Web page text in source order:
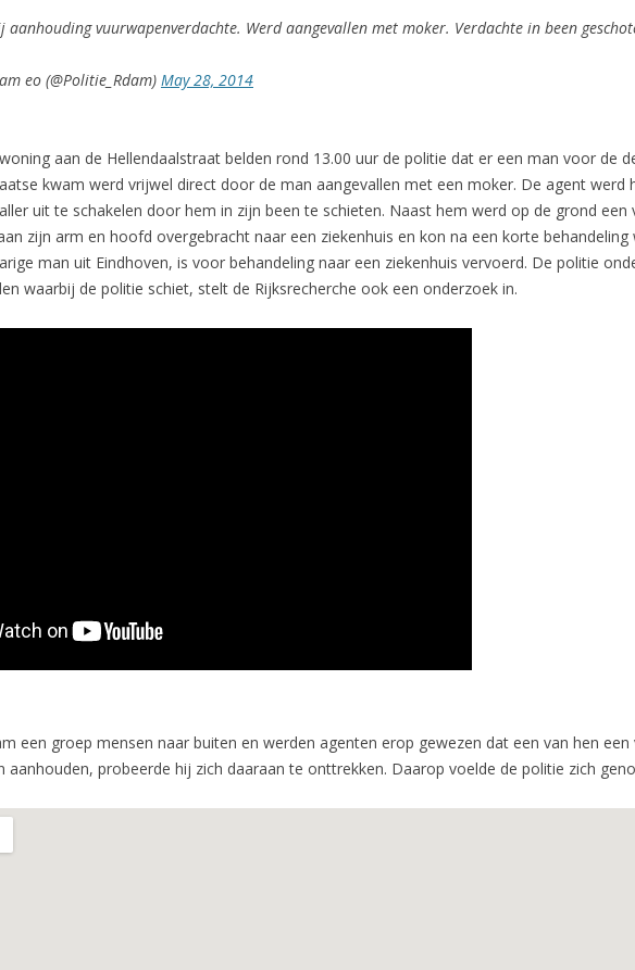
aanhouding vuurwapenverdachte. Werd aangevallen met moker. Verdachte in been
eo (@Politie_Rdam) May 28, 2014
aan de Hellendaalstraat belden rond 13.00 uur de politie dat er een man voor de
kwam werd vrijwel direct door de man aangevallen met een moker. De agent
uit te schakelen door hem in zijn been te schieten. Naast hem werd op de grond
zijn arm en hoofd overgebracht naar een ziekenhuis en kon na een korte
man uit Eindhoven, is voor behandeling naar een ziekenhuis vervoerd. De politie
waarbij de politie schiet, stelt de Rijksrecherche ook een onderzoek in.
een groep mensen naar buiten en werden agenten erop gewezen dat een van hen
aanhouden, probeerde hij zich daaraan te onttrekken. Daarop voelde de politie zich